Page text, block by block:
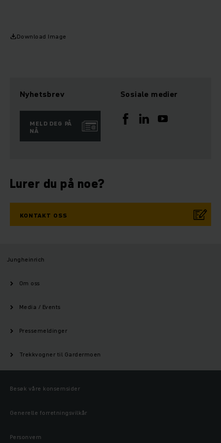
Download Image
Nyhetsbrev
MELD DEG PÅ
NÅ
Sosiale medier
Lurer du på noe?
KONTAKT OSS
Jungheinrich
Om oss
Media / Events
Pressemeldinger
Trekkvogner til Gardermoen
Besøk våre konsernsider
Generelle forretningsvilkår
Personvern